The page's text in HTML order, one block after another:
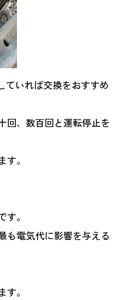
ていれば交換をおすすめ
回、数百回と運転停止を
。
。
も電気代に影響を与える
。